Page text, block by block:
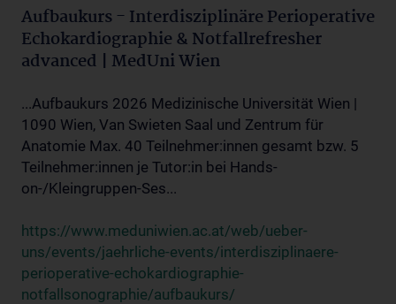
Aufbaukurs - Interdisziplinäre Perioperative
Echokardiographie & Notfallrefresher
advanced | MedUni Wien
...Aufbaukurs 2026 Medizinische Universität Wien |
1090 Wien, Van Swieten Saal und Zentrum für
Anatomie Max. 40 Teilnehmer:innen gesamt bzw. 5
Teilnehmer:innen je Tutor:in bei Hands-
on-/Kleingruppen-Ses...
https://www.meduniwien.ac.at/web/ueber-
uns/events/jaehrliche-events/interdisziplinaere-
perioperative-echokardiographie-
notfallsonographie/aufbaukurs/